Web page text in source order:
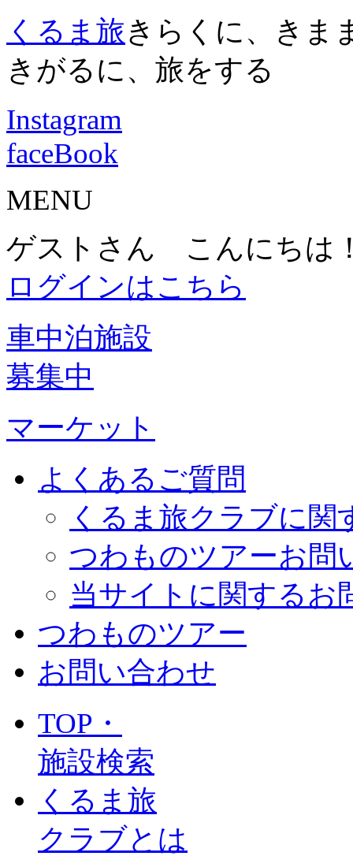
くるま旅きらくに、きま
きがるに、旅をする
Instagram
faceBook
MENU
ゲストさん こんにちは
ログインはこちら
車中泊施設
募集中
マーケット
よくあるご質問
くるま旅クラブに関
つわものツアーお問
当サイトに関するお
つわものツアー
お問い合わせ
TOP・
施設検索
くるま旅
クラブとは